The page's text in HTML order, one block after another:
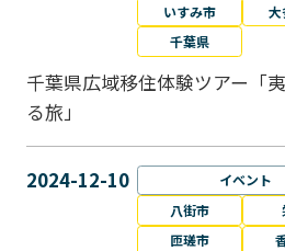
いすみ市
大
千葉県
千葉県広域移住体験ツアー「
る旅」
2024-12-10 イベント
八街市
匝瑳市